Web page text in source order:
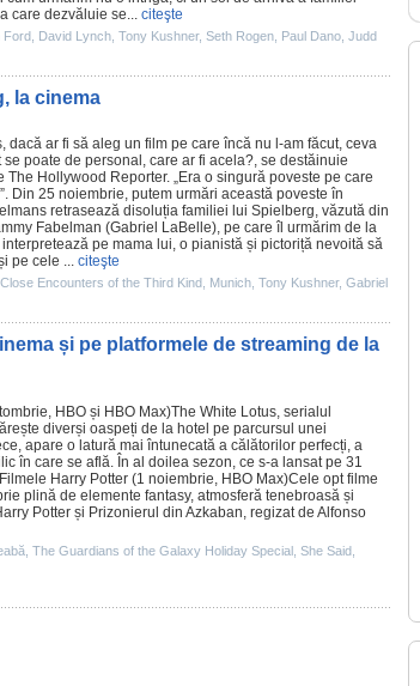
care dezvăluie se... citeşte
Ford David Lynch Tony Kushner, Seth Rogen Paul Dano Judd
la cinema
dacă ar fi să aleg un film pe care încă nu l-am făcut, ceva
poate de personal, care ar fi acela?, se destăinuie
The Hollywood Reporter. „Era o singură poveste pe care
Din 25 noiembrie, putem urmări această poveste în
retrasează disoluția familiei lui Spielberg, văzută din
Fabelman (Gabriel LaBelle), pe care îl urmărim de la
interpretează pe mama lui, o pianistă și pictoriță nevoită să
pe cele ... citeşte
Close Encounters of the Third Kind Munich Tony Kushner, Gabriel
și pe platformele de streaming de la
HBO și HBO Max)The White Lotus, serialul
diverși oaspeți de la hotel pe parcursul unei
apare o latură mai întunecată a călătorilor perfecți, a
în care se află. În al doilea sezon, ce s-a lansat pe 31
Filmele Harry Potter (1 noiembrie, HBO Max)Cele optfilme
plină de elemente fantasy, atmosferă tenebroasă și
Potter și Prizonierul din Azkaban, regizat de Alfonso
The Guardians of the Galaxy Holiday Special She Said